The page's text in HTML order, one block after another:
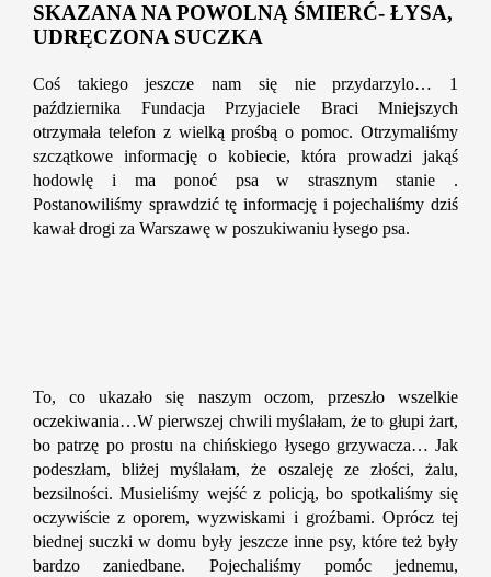
SKAZANA NA POWOLNĄ ŚMIERĆ- ŁYSA,
UDRĘCZONA SUCZKA
Coś takiego jeszcze nam się nie przydarzylo… 1
października Fundacja Przyjaciele Braci Mniejszych
otrzymała telefon z wielką prośbą o pomoc. Otrzymaliśmy
szczątkowe informację o kobiecie, która prowadzi jakąś
hodowlę i ma ponoć psa w strasznym stanie .
Postanowiliśmy sprawdzić tę informację i pojechaliśmy dziś
kawał drogi za Warszawę w poszukiwaniu łysego psa.
To, co ukazało się naszym oczom, przeszło wszelkie
oczekiwania…W pierwszej chwili myślałam, że to głupi żart,
bo patrzę po prostu na chińskiego łysego grzywacza… Jak
podeszłam, bliżej myślałam, że oszaleję ze złości, żalu,
bezsilności. Musieliśmy wejść z policją, bo spotkaliśmy się
oczywiście z oporem, wyzwiskami i groźbami. Oprócz tej
biednej suczki w domu były jeszcze inne psy, które też były
bardzo zaniedbane. Pojechaliśmy pomóc jednemu,